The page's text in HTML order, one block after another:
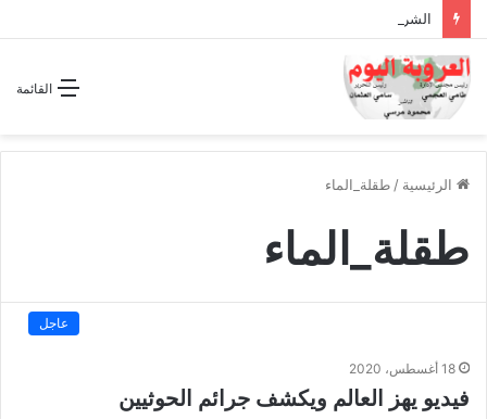
القائمة
الرئيسية / طقلة_الماء
طقلة_الماء
عاجل
18 أغسطس، 2020
فيديو يهز العالم ويكشف جرائم الحوثيين